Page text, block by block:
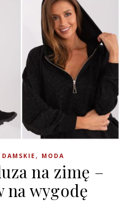
, MODA
na zimę –
na wygodę